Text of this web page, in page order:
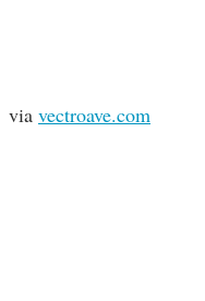
via vectroave.com